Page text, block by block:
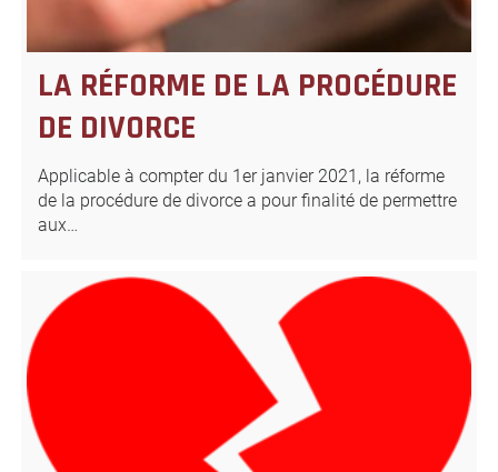
LA RÉFORME DE LA PROCÉDURE
DE DIVORCE
Applicable à compter du 1er janvier 2021, la réforme
de la procédure de divorce a pour finalité de permettre
aux…